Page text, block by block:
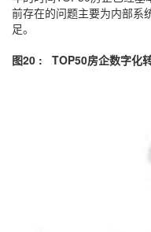
前存在的问题主要为内部系
足。
图20 : TOP50房企数字化